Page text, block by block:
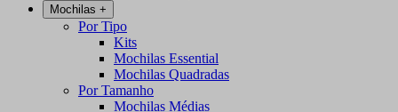
Mochilas +
Por Tipo
Kits
Mochilas Essential
Mochilas Quadradas
Por Tamanho
Mochilas Médias